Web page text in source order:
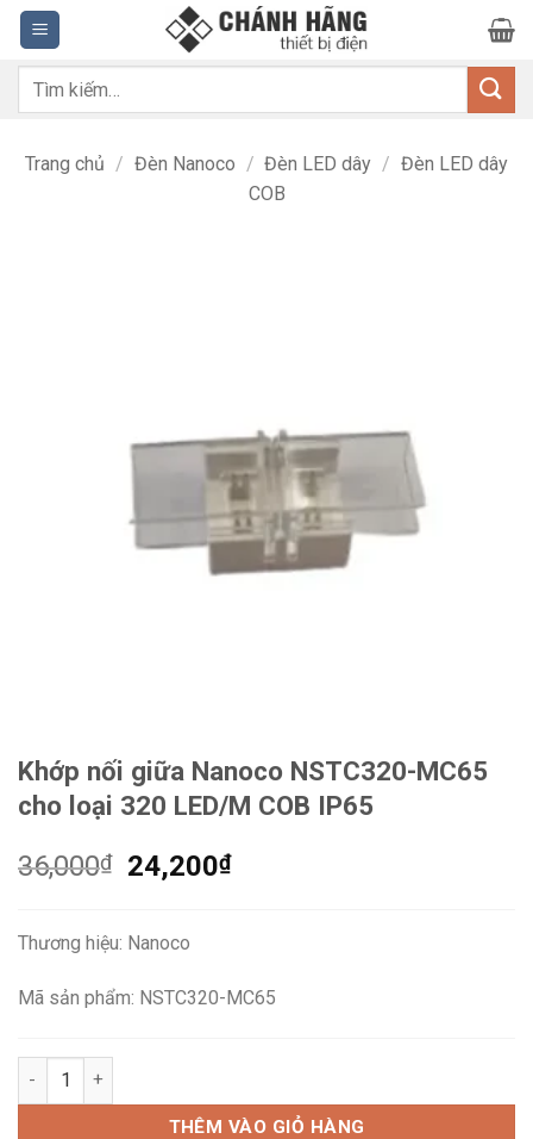
Bỏ
qua
nội
dung
Tìm
Trang chủ / Đèn Nanoco / Đèn LED dây / Đèn LED dây
COB
Khớp nối giữa Nanoco NSTC320-MC65
cho loại 320 LED/M COB IP65
36,000₫
Giá
36,000₫.
24,200₫Giá
Thương hiệu: Nanoco
Mã sản phẩm: NSTC320-MC65
Khớp nối giữa Nanoco NSTC320-MC65 cho loại 320 LED/M
THÊM VÀO GIỎ HÀNG